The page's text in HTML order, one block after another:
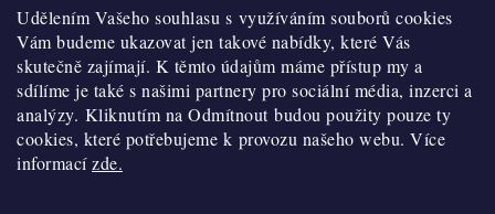
Udělením Vašeho souhlasu s využíváním souborů cookies
Vám budeme ukazovat jen takové nabídky, které Vás
skutečně zajímají. K těmto údajům máme přístup my a
sdílíme je také s našimi partnery pro sociální média, inzerci a
analýzy. Kliknutím na Odmítnout budou použity pouze ty
cookies, které potřebujeme k provozu našeho webu. Více
informacízde.
Obchodní podmínky
Hodnocení obchodu
Blog
Moje objednávka
Historie
Kontakty
O nákupu
Reklamace a vratky
Výdejní místa